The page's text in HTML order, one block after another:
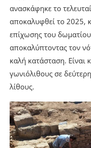
ανασκάφηκε το
αποκαλυφθεί το 2025,
επίχωσης του δωματίου
αποκαλύπτοντας τον
καλή κατάσταση. Είναι
γωνιόλιθους σε
λίθους.